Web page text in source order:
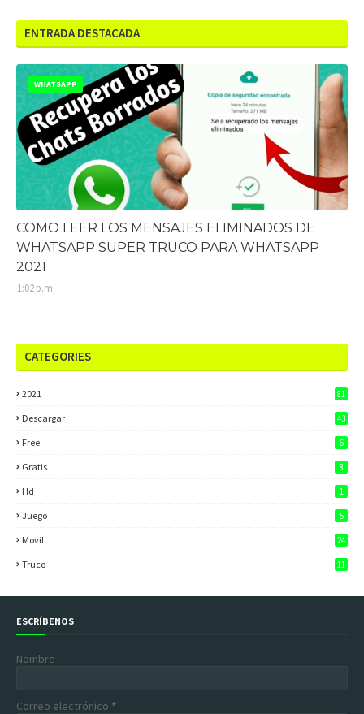
ENTRADA DESTACADA
WHATSAPP
COMO LEER LOS MENSAJES ELIMINADOS DE
WHATSAPP SUPER TRUCO PARA WHATSAPP
2021
1:02 p.m.
CATEGORIES
2021 81
Descargar 43
Free 6
Gratis 8
Hd 1
Juego 5
Movil 24
Truco 11
ESCRÍBENOS
Nombre
Correo electrónico *